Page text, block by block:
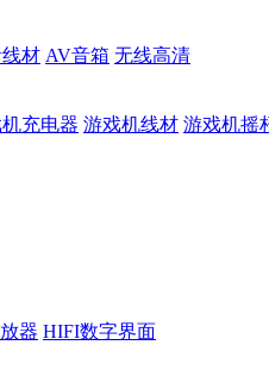
材 AV音箱 无线高清
充电器 游戏机线材 游戏机摇
器 HIFI数字界面